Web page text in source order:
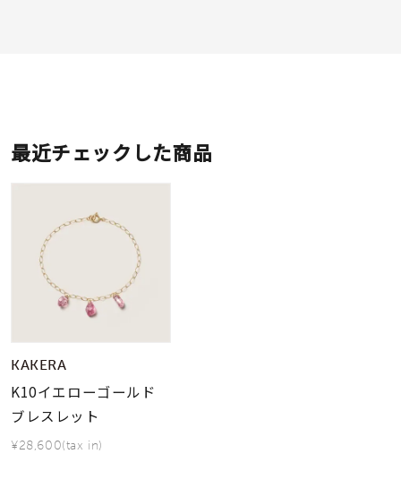
最近チェックした商品
KAKERA
K10イエローゴールド
ブレスレット
¥28,600(tax in)